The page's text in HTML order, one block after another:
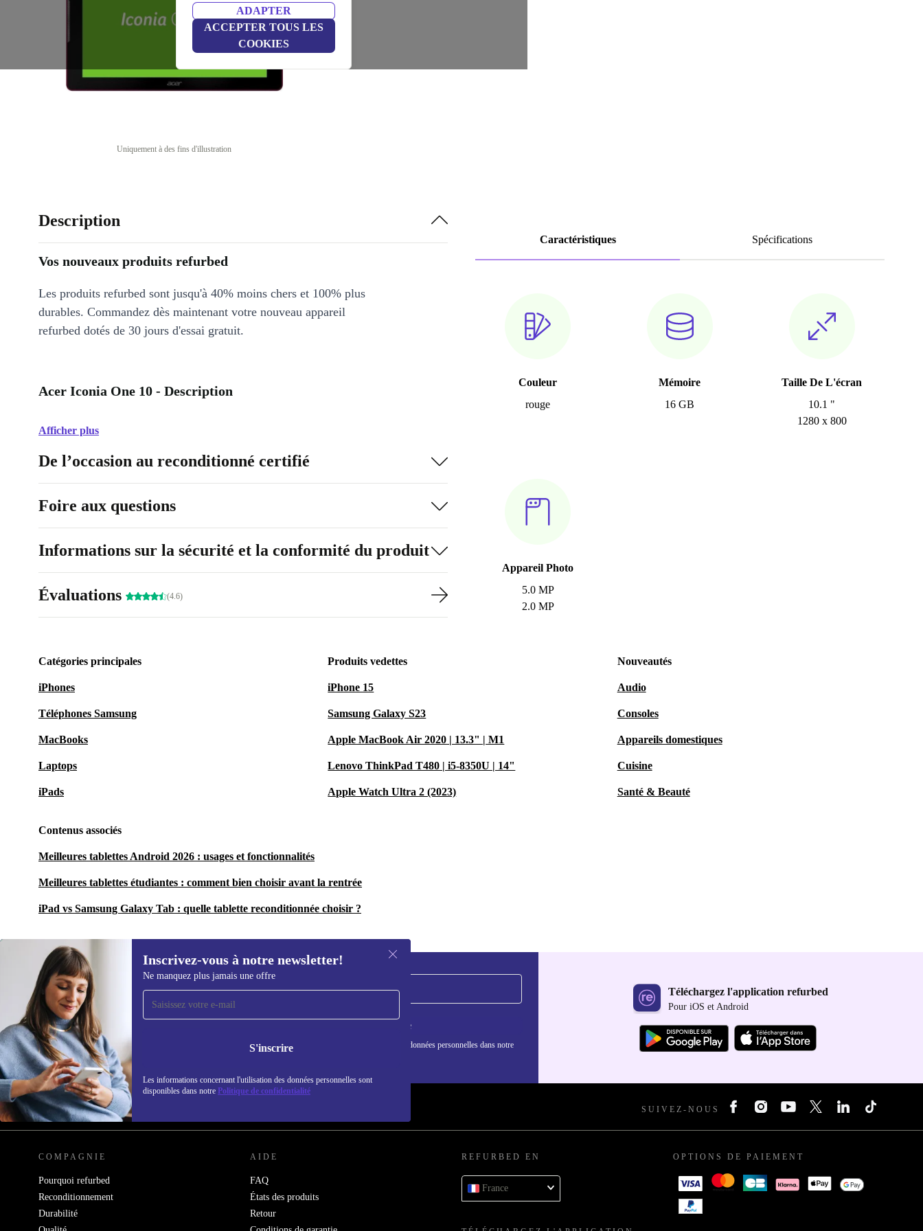
ADAPTER
ACCEPTER TOUS LES
COOKIES
Uniquement à des fins d'illustration
Caractéristiques Spécifications
Couleur
rouge
Mémoire
16 GB
Taille De L'écran
10.1 "
1280 x 800
Appareil Photo
5.0 MP
2.0 MP
Description
Vos nouveaux produits refurbed
Les produits refurbed sont jusqu'à 40% moins chers et 100% plus
durables. Commandez dès maintenant votre nouveau appareil
refurbed dotés de 30 jours d'essai gratuit.
Acer Iconia One 10 - Description
Afficher plus
De l’occasion au reconditionné certifié
Foire aux questions
Informations sur la sécurité et la conformité du produit
Évaluations (4.6)
Catégories principales
iPhones
Téléphones Samsung
MacBooks
Laptops
iPads
Produits vedettes
iPhone 15
Samsung Galaxy S23
Apple MacBook Air 2020 | 13.3" | M1
Lenovo ThinkPad T480 | i5-8350U | 14"
Apple Watch Ultra 2 (2023)
Nouveautés
Audio
Consoles
Appareils domestiques
Cuisine
Santé & Beauté
Contenus associés
Meilleures tablettes Android 2026 : usages et fonctionnalités
Meilleures tablettes étudiantes : comment bien choisir avant la rentrée
iPad vs Samsung Galaxy Tab : quelle tablette reconditionnée choisir ?
Inscrivez-vous à notre newsletter!
Ne manquez plus jamais une offre
S'inscrire
Les informations concernant l'utilisation des données personnelles sont
disponibles dans notre Politique de confidentialité
Recevoir offres et infos de
refurbed par mail
Ne manquez plus aucune offre.
S'inscrire
Retrouvez les informations sur l'utilisation des données personnelles dans notre
Téléchargez l'application refurbed
Pour iOS et Android
REFURBED FRANCE - RETHINK NEW. SUIVEZ-NOUS
COMPAGNIE
Pourquoi refurbed
Reconditionnement
Durabilité
AIDE
FAQ
États des produits
Retour
REFURBED EN
France
OPTIONS DE PAIEMENT